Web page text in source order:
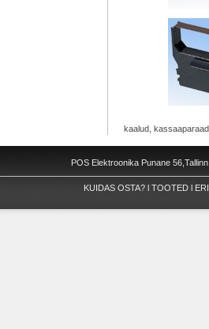
kaalud,
POS Elektroonika Punane
KUIDAS OSTA? l TOOTED l